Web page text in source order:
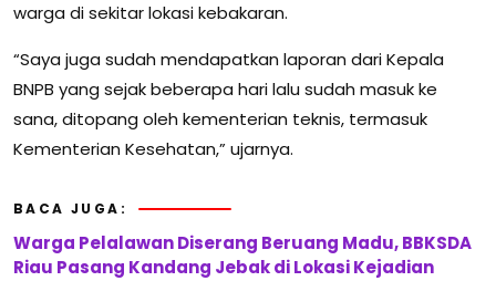
warga di sekitar lokasi kebakaran.
“Saya juga sudah mendapatkan laporan dari Kepala
BNPB yang sejak beberapa hari lalu sudah masuk ke
sana, ditopang oleh kementerian teknis, termasuk
Kementerian Kesehatan,” ujarnya.
BACA JUGA:
Warga Pelalawan Diserang Beruang Madu, BBKSDA
Riau Pasang Kandang Jebak di Lokasi Kejadian